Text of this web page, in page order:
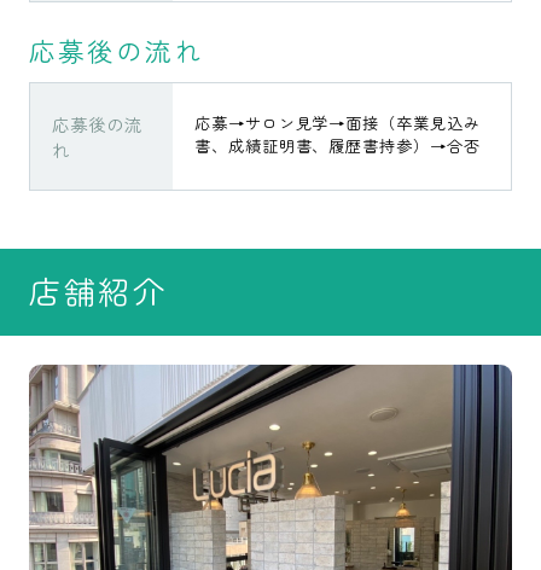
応募後の流れ
応募後の流
れ
応募→サロン見学→面接（卒業見込み
書、成績証明書、履歴書持参）→合否
店舗紹介